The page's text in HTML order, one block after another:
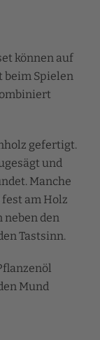
können auf
beim Spielen
gefertigt.
und
Manche
am Holz
neben den
Tastsinn.
Mund